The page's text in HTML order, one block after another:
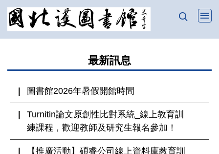
跳
到
最新訊息
圖書館2026年暑假開館時間
Turnitin論文原創性比對系統_線上教育訓
練課程，歡迎教師及研究生報名參加！
【推廣活動】碩睿公司線上資料庫教育訓